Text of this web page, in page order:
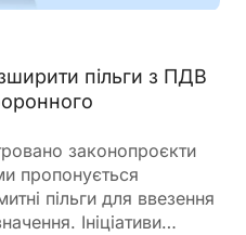
пільги з ПДВ
законопроєкти
пропонується
пільги для ввезення
Ініціативи